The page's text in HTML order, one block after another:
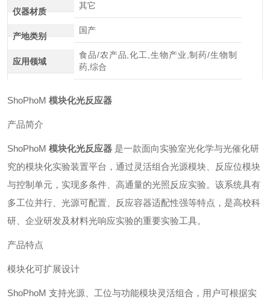
仪器材质
其它
产地类别
国产
应用领域
食品/农产品,化工,生物产业,制药/生物制
药,综合
ShoPhoM 模块化光反应器
产品简介
ShoPhoM 模块化光反应器 是一款面向实验室光化学与光催化研
究的模块化实验装置平台，通过灵活组合光源模块、反应位模块
与控制单元，实现多条件、高通量的光照反应实验。该系统具有
多工位并行、光源可配置、反应容器适配性强等特点，是高校科
研、企业研发及材料光响应实验的重要实验工具。
产品特点
模块化可扩展设计
ShoPhoM 支持光源、工位与功能模块灵活组合，用户可根据实